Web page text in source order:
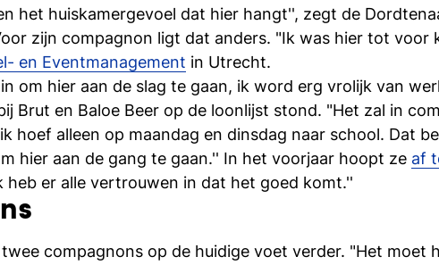
het huiskamergevoel dat hier hangt'', zegt de
zijn compagnon ligt dat anders. "Ik was hier tot voor
en Eventmanagement in Utrecht.
om hier aan de slag te gaan, ik word erg vrolijk van
Brut en Baloe Beer op de loonlijst stond. "Het zal in
hoef alleen op maandag en dinsdag naar school. Dat
hier aan de gang te gaan.'' In het voorjaar hoopt ze af
heb er alle vertrouwen in dat het goed komt.''
compagnons op de huidige voet verder. "Het moet